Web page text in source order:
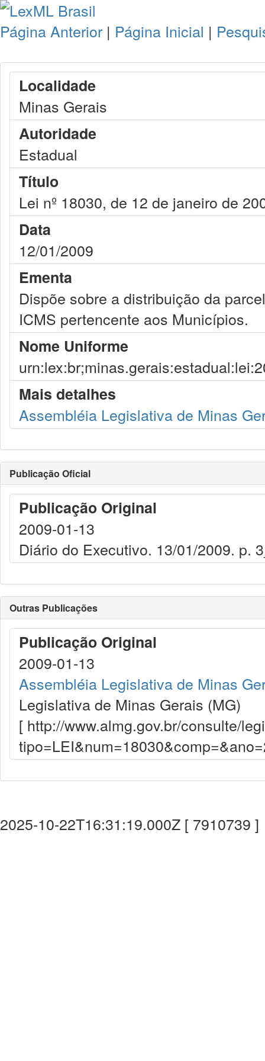
Página Anterior | Página Inicial |
Localidade
Minas Gerais
Autoridade
Estadual
Título
Lei nº 18030, de 12 de janeiro de
Data
12/01/2009
Ementa
Dispõe sobre a distribuição da
ICMS pertencente aos Municípios.
Nome Uniforme
Mais detalhes
Assembléia Legislativa de Minas
Publicação Oficial
Publicação Original
2009-01-13
Diário do Executivo. 13/01/2009. p.
Outras Publicações
Publicação Original
2009-01-13
Assembléia Legislativa de Minas
Legislativa de Minas Gerais (MG)
[ http://www.almg.gov.br/consulte/
2025-10-22T16:31:19.000Z [ 7910739 ]